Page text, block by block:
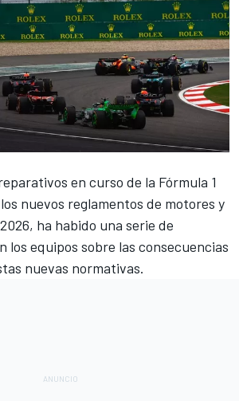
en curso de la Fórmula 1
nuevos reglamentos de motores y
ha habido una serie de
los equipos sobre las consecuencias
nuevas normativas.